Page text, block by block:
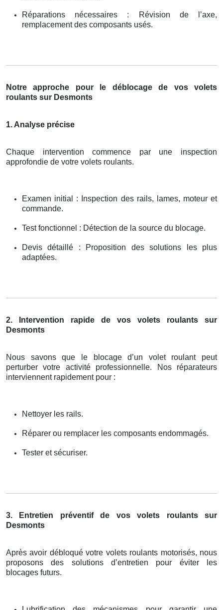
Réparations nécessaires : Révision de l’axe,
remplacement des composants usés.
Notre approche pour le déblocage de vos volets
roulants sur Desmonts
1. Analyse précise
Chaque intervention commence par une inspection
approfondie de votre volets roulants.
Examen initial : Inspection des rails, lames, moteur et
commande.
Test fonctionnel : Détection de la source du blocage.
Devis détaillé : Proposition des solutions les plus
adaptées.
2. Intervention rapide de vos volets roulants sur
Desmonts
Nous savons que le blocage d’un volet roulant peut
perturber votre activité professionnelle. Nos réparateurs
interviennent rapidement pour :
Nettoyer les rails.
Réparer ou remplacer les composants endommagés.
Tester et sécuriser.
3. Entretien préventif de vos volets roulants sur
Desmonts
Après avoir débloqué votre volets roulants motorisés, nous
proposons des solutions d’entretien pour éviter les
blocages futurs.